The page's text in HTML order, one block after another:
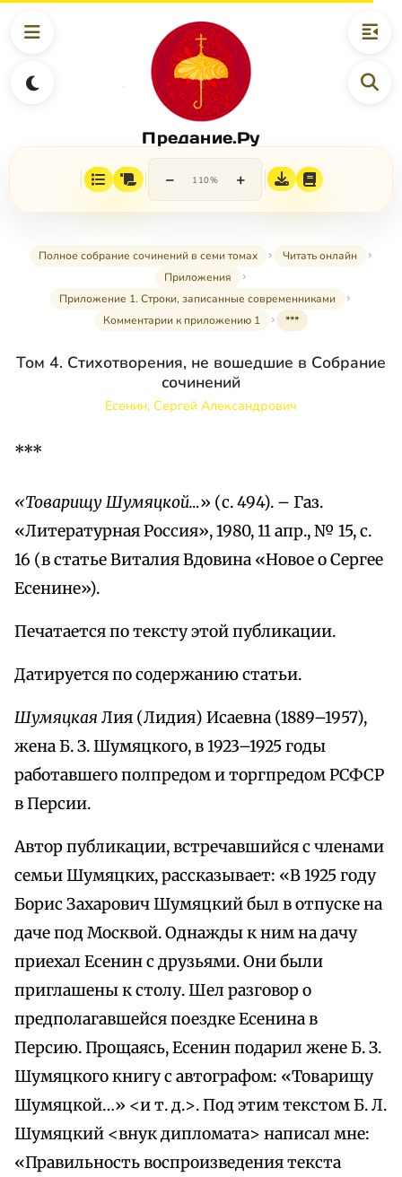
Предание.Ру
− 110% +
Полное собрание сочинений в семи томах
Читать онлайн
Приложения
Приложение 1. Строки, записанные современниками
Комментарии к приложению 1
***
Том 4. Стихотворения, не вошедшие в Собрание
сочинений
Есенин, Сергей Александрович
***
«Товарищу Шумяцкой…» (с. 494). – Газ.
«Литературная Россия», 1980, 11 апр., № 15, с.
16 (в статье Виталия Вдовина «Новое о Сергее
Есенине»).
Печатается по тексту этой публикации.
Датируется по содержанию статьи.
Шумяцкая Лия (Лидия) Исаевна (1889–1957),
жена Б. З. Шумяцкого, в 1923–1925 годы
работавшего полпредом и торгпредом РСФСР
в Персии.
Автор публикации, встречавшийся с членами
семьи Шумяцких, рассказывает: «В 1925 году
Борис Захарович Шумяцкий был в отпуске на
даче под Москвой. Однажды к ним на дачу
приехал Есенин с друзьями. Они были
приглашены к столу. Шел разговор о
предполагавшейся поездке Есенина в
Персию. Прощаясь, Есенин подарил жене Б. З.
Шумяцкого книгу с автографом: «Товарищу
Шумяцкой…» <и т. д.>. Под этим текстом Б. Л.
Шумяцкий <внук дипломата> написал мне:
«Правильность воспроизведения текста